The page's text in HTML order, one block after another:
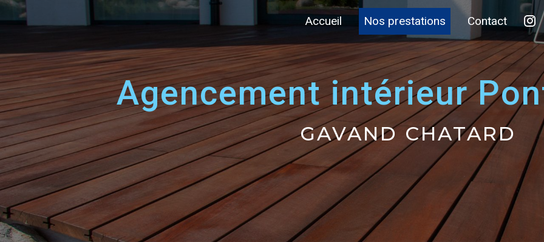
Accueil Nos prestations Contact
agencement intérieur
GAVAND CHATARD
Panneau de gestion des cookies